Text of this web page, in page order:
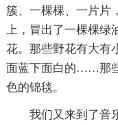
簇、一棵棵、一片片
上，冒出了一棵棵
花。那些野花有大有
面蓝下面白的……那
色的锦毯。
我们又来到了音